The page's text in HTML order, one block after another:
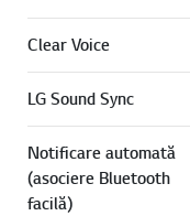
Clear Voice
LG Sound Sync
Notificare automată
(asociere Bluetooth
facilă)